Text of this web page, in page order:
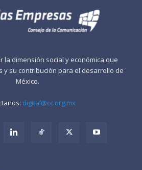
la dimensión social y económica que
y su contribución para el desarrollo de
México.
digital@cc.org.mx